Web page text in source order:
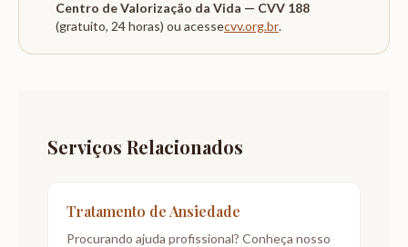
Centro de Valorização da Vida — CVV 188
(gratuito, 24 horas) ou acessecvv.org.br.
Serviços Relacionados
Tratamento de Ansiedade
Procurando ajuda profissional? Conheça nosso